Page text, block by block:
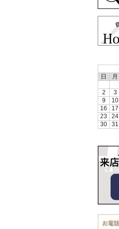
日
月
2
3
9
10
16
17
23
24
30
31